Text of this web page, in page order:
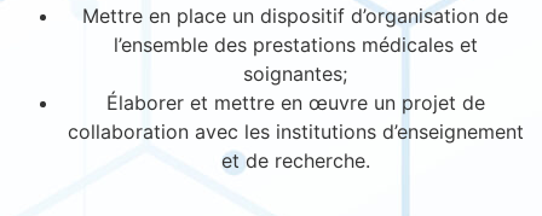
Mettre en place un dispositif d’organisation de
l’ensemble des prestations médicales et
soignantes;
Élaborer et mettre en œuvre un projet de
collaboration avec les institutions d’enseignement
et de recherche.